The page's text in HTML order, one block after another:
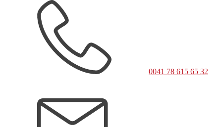
0041 78 615 65 32